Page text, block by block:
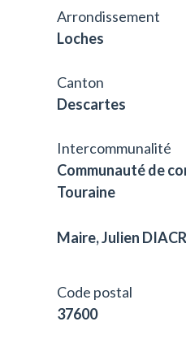
Arrondissement
Loches
Canton
Descartes
Intercommunalité
Communauté de
Touraine
Maire, Julien
Code postal
37600